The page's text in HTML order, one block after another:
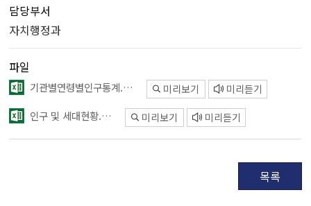
담당부서
자치행정과
파일
기관별연령별인구통계.xlsx 미리보기 미리듣기
인구 및 세대현황.xlsx 미리보기 미리듣기
목록